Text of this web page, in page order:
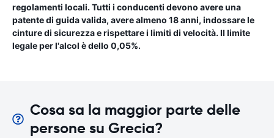
regolamenti locali. Tutti i conducenti devono avere una
patente di guida valida, avere almeno 18 anni, indossare le
cinture di sicurezza e rispettare i limiti di velocità. Il limite
legale per l'alcol è dello 0,05%.
Cosa sa la maggior parte delle
persone su Grecia?